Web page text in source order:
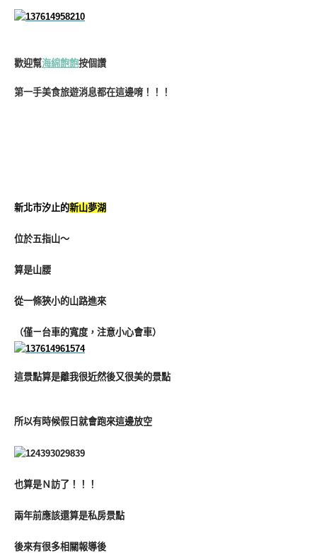
歡迎幫海綿飽飽按個讚
第一手美食旅遊消息都在這邊唷！！！
新北市汐止的新山夢湖
位於五指山～
算是山腰
從一條狹小的山路進來
（僅ㄧ台車的寬度，注意小心會車）
這景點算是離我很近然後又很美的景點
所以有時候假日就會跑來這邊放空
也算是Ｎ訪了！！！
兩年前應該還算是私房景點
後來有很多相關報導後